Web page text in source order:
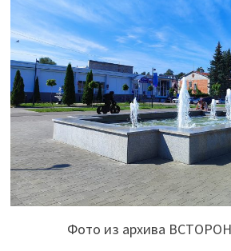
Фото из архива